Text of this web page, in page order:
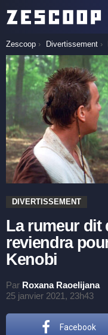
You are here:
Zescoop Divertissement
DIVERTISSEMENT
La rumeur dit
reviendra
Kenobi
Par Roxana Raoelijana
25 janvier 2021, 23h43
Facebook